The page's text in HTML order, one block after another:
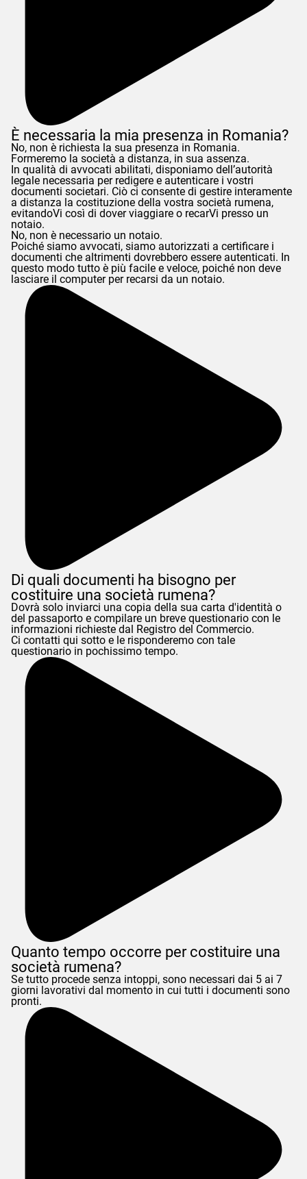
È necessaria la mia presenza in Romania?
No, non è richiesta la sua presenza in Romania.
Formeremo la società a distanza, in sua assenza.
In qualità di avvocati abilitati, disponiamo dell’autorità
legale necessaria per redigere e autenticare i vostri
documenti societari. Ciò ci consente di gestire interamente
a distanza la costituzione della vostra società rumena,
evitandoVi così di dover viaggiare o recarVi presso un
notaio.
No, non è necessario un notaio.
Poiché siamo avvocati, siamo autorizzati a certificare i
documenti che altrimenti dovrebbero essere autenticati. In
questo modo tutto è più facile e veloce, poiché non deve
lasciare il computer per recarsi da un notaio.
Di quali documenti ha bisogno per
costituire una società rumena?
Dovrà solo inviarci una copia della sua carta d'identità o
del passaporto e compilare un breve questionario con le
informazioni richieste dal Registro del Commercio.
Ci contatti qui sotto e le risponderemo con tale
questionario in pochissimo tempo.
Quanto tempo occorre per costituire una
società rumena?
Se tutto procede senza intoppi, sono necessari dai 5 ai 7
giorni lavorativi dal momento in cui tutti i documenti sono
pronti.